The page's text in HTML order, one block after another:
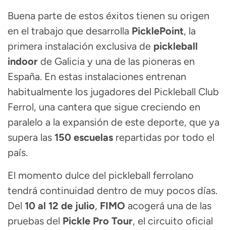
Buena parte de estos éxitos tienen su origen
en el trabajo que desarrolla PicklePoint, la
primera instalación exclusiva de pickleball
indoor de Galicia y una de las pioneras en
España. En estas instalaciones entrenan
habitualmente los jugadores del Pickleball Club
Ferrol, una cantera que sigue creciendo en
paralelo a la expansión de este deporte, que ya
supera las 150 escuelas repartidas por todo el
país.
El momento dulce del pickleball ferrolano
tendrá continuidad dentro de muy pocos días.
Del 10 al 12 de julio, FIMO acogerá una de las
pruebas del Pickle Pro Tour, el circuito oficial